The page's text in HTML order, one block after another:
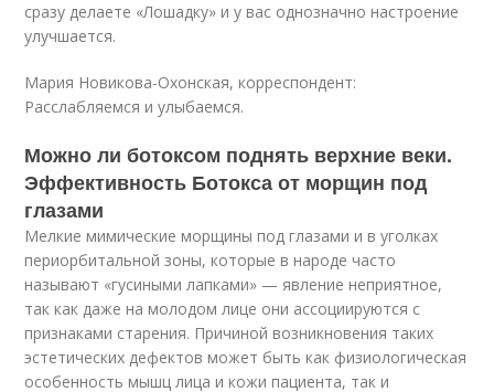
сразу делаете «Лошадку» и у вас однозначно настроение
улучшается.
Мария Новикова-Охонская, корреспондент:
Расслабляемся и улыбаемся.
Можно ли ботоксом поднять верхние веки.
Эффективность Ботокса от морщин под
глазами
Мелкие мимические морщины под глазами и в уголках
периорбитальной зоны, которые в народе часто
называют «гусиными лапками» — явление неприятное,
так как даже на молодом лице они ассоциируются с
признаками старения. Причиной возникновения таких
эстетических дефектов может быть как физиологическая
особенность мышц лица и кожи пациента, так и